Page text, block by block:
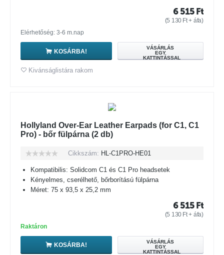
6 515 Ft
(5 130 Ft+ áfa)
Elérhetőség: 3-6 m.nap
KOSÁRBA!
VÁSÁRLÁS
EGY
KATTINTÁSSAL
Kivánságlistára rakom
Hollyland Over-Ear Leather Earpads (for C1, C1
Pro) - bőr fülpárna (2 db)
Cikkszám: HL-C1PRO-HE01
Kompatibilis: Solidcom C1 és C1 Pro headsetek
Kényelmes, cserélhető, bőrborítású fülpárna
Méret: 75 x 93,5 x 25,2 mm
6 515 Ft
(5 130 Ft+ áfa)
Raktáron
KOSÁRBA!
VÁSÁRLÁS
EGY
KATTINTÁSSAL